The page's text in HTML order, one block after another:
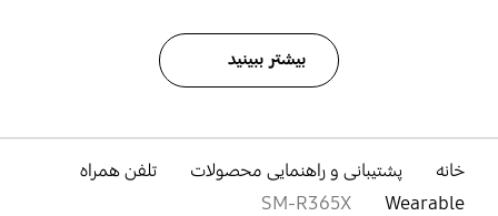
بیشتر ببینید
خانه پشتیبانی و راهنمایی محصولات
تلفن همراه
Wearable
SM-R365X